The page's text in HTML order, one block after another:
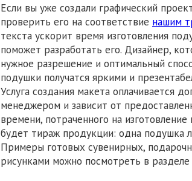
Если вы уже создали графический
проверить его на соответствие нашим
текста ускорит время изготовления
поможет разработать его. Дизайнер,
нужное разрешение и оптимальный
подушки получатся яркими и
Услуга создания макета оплачивается
менеджером и зависит от
времени, потраченного на
будет тираж продукции: одна подушка
Примеры готовых сувенирных,
рисунками можно посмотреть в разделе